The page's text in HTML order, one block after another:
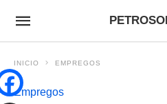
INICIO EMPREGOS
Empregos